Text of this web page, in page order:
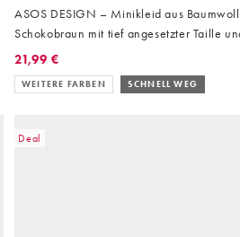
ASOS DESIGN – Minikleid aus
Schokobraun mit tief angesetzter Taille
aus Knitterstoff
21,99 €
WEITERE FARBEN SCHNELL WEG
Deal